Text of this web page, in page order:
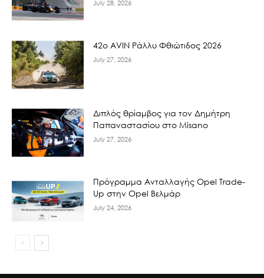
July 28, 2026
42ο AVIN Ράλλυ Φθιώτιδος 2026
July 27, 2026
Διπλός θρίαμβος για τον Δημήτρη
Παπαναστασίου στο Misano
July 27, 2026
Πρόγραμμα Ανταλλαγής Opel Trade-
Up στην Opel Βελμάρ
July 24, 2026